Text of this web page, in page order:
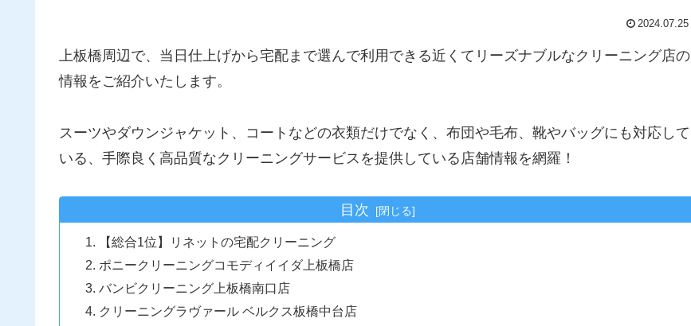
2024.07.25
上板橋周辺で、当日仕上げから宅配まで選んで利用できる近くてリーズナブルなクリーニング店の
情報をご紹介いたします。
スーツやダウンジャケット、コートなどの衣類だけでなく、布団や毛布、靴やバッグにも対応して
いる、手際良く高品質なクリーニングサービスを提供している店舗情報を網羅！
目次
【総合1位】リネットの宅配クリーニング
ポニークリーニングコモディイイダ上板橋店
バンビクリーニング上板橋南口店
クリーニングラヴァール ベルクス板橋中台店